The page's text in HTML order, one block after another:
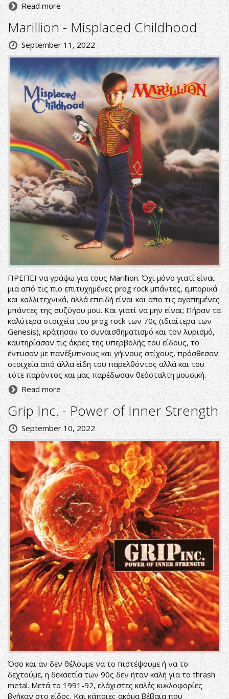
Read more
Marillion - Misplaced Childhood
September 11, 2022
ΠΡΕΠΕΙ να γράψω για τους Marillion. Όχι μόνο γιατί είναι
μια από τις πιο επιτυχημένες prog rock μπάντες, εμπορικά
και καλλιτεχνικά, αλλά επειδή είναι και απο τις αγαπημένες
μπάντες της συζύγου μου. Και γιατί να μην είναι; Πήραν τα
καλύτερα στοιχεία του prog rock των 70ς (ιδιαίτερα των
Genesis), κράτησαν το συναισθηματισμό και τον λυρισμό,
καυτηρίασαν τις άκρες της υπερβολής του είδους, το
έντυσαν με πανέξυπνους και γήινους στίχους, πρόσθεσαν
στοιχεία από άλλα είδη του παρελθόντος αλλά και του
τότε παρόντος και μας παρέδωσαν θεόσταλτη μουσική.
Read more
Grip Inc. - Power of Inner Strength
September 10, 2022
Όσο και αν δεν θέλουμε να το πιστέψουμε ή να το
δεχτούμε, η δεκαετία των 90ς δεν ήταν καλή για το thrash
metal. Μετά το 1991-92, ελάχιστες καλές κυκλοφορίες
βγήκαν στο είδος. Και κάποιες ακόμα βέβαια που